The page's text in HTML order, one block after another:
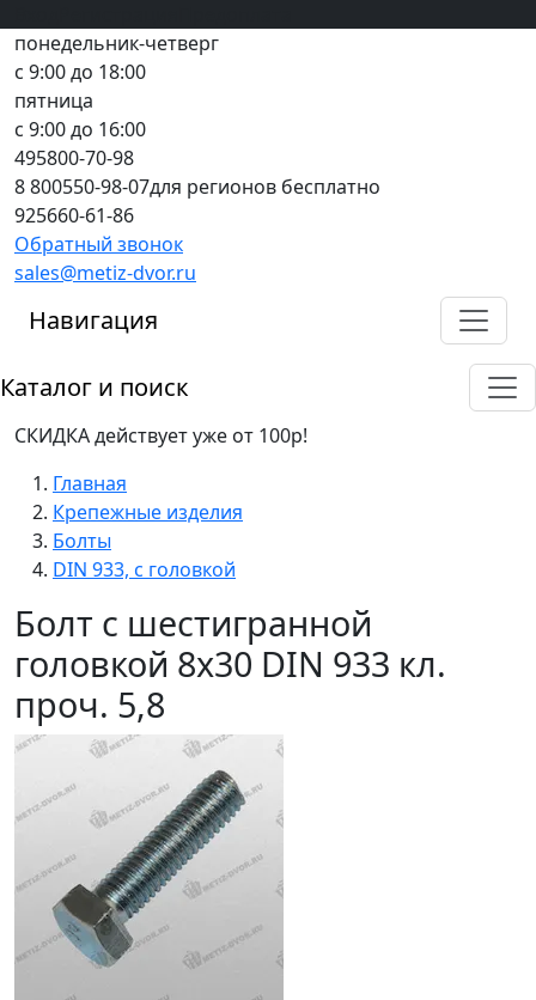
понедельник-четверг
с 9:00 до 18:00
пятница
с 9:00 до 16:00
495800-70-98
8 800550-98-07для регионов бесплатно
925660-61-86
Обратный звонок
sales@metiz-dvor.ru
Навигация
Каталог и поиск
СКИДКА действует уже от 100р!
Главная
Крепежные изделия
Болты
DIN 933, с головкой
Болт с шестигранной
головкой 8x30 DIN 933 кл.
проч. 5,8